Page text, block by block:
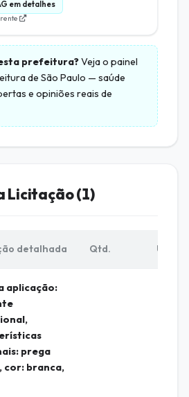
em detalhes
prefeitura?Veja o painel
de São Paulo — saúde
e opiniões reais de
Licitação (1)
detalhada Qtd. Unid.
aplicação:
prega
cor: branca,